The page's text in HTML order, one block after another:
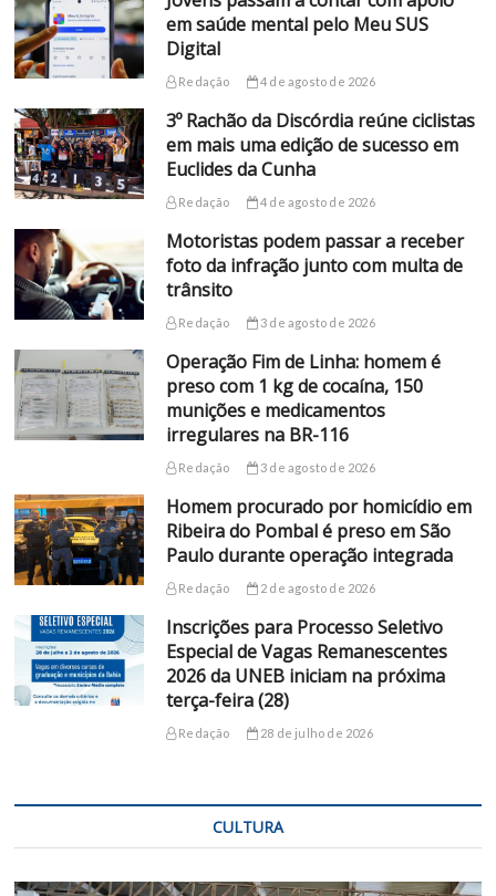
em saúde mental pelo Meu SUS
Digital
Redação 4 de agosto de 2026
3º Rachão da Discórdia reúne ciclistas
em mais uma edição de sucesso em
Euclides da Cunha
Redação 4 de agosto de 2026
Motoristas podem passar a receber
foto da infração junto com multa de
trânsito
Redação 3 de agosto de 2026
Operação Fim de Linha: homem é
preso com 1 kg de cocaína, 150
munições e medicamentos
irregulares na BR-116
Redação 3 de agosto de 2026
Homem procurado por homicídio em
Ribeira do Pombal é preso em São
Paulo durante operação integrada
Redação 2 de agosto de 2026
Inscrições para Processo Seletivo
Especial de Vagas Remanescentes
2026 da UNEB iniciam na próxima
terça-feira (28)
Redação 28 de julho de 2026
CULTURA